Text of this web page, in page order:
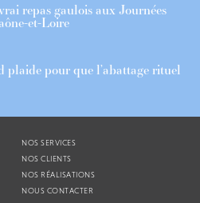
repas gaulois aux Journées
et-Loire
plaide pour que l’abattage rituel
NOS SERVICES
NOS CLIENTS
NOS RÉALISATIONS
NOUS CONTACTER